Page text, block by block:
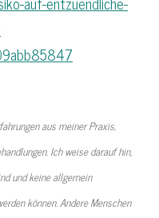
aus meiner Praxis,
Ich weise darauf hin,
und keine allgemein
können. Andere Menschen